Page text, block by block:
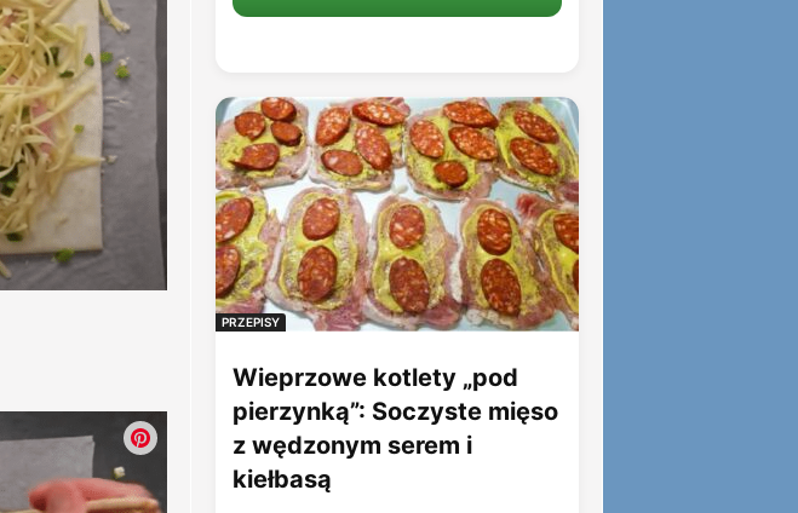
PRZEPISY
Wieprzowe kotlety „pod
pierzynką”: Soczyste mięso
z wędzonym serem i
kiełbasą